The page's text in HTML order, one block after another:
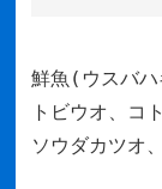
鮮魚(ウスバハ
トビウオ、コ
ソウダカツオ